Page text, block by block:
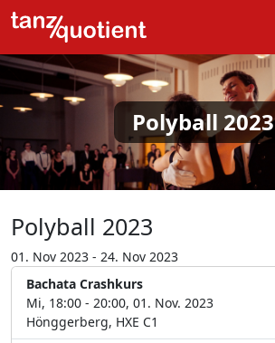
Polyball 2023
Polyball 2023
01. Nov 2023 - 24. Nov 2023
Bachata Crashkurs
Mi, 18:00 - 20:00, 01. Nov. 2023
Hönggerberg, HXE C1